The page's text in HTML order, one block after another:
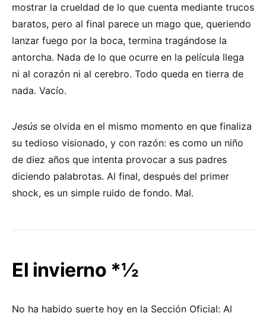
mostrar la crueldad de lo que cuenta mediante trucos
baratos, pero al final parece un mago que, queriendo
lanzar fuego por la boca, termina tragándose la
antorcha. Nada de lo que ocurre en la película llega
ni al corazón ni al cerebro. Todo queda en tierra de
nada. Vacío.
Jesús se olvida en el mismo momento en que finaliza
su tedioso visionado, y con razón: es como un niño
de diez años que intenta provocar a sus padres
diciendo palabrotas. Al final, después del primer
shock, es un simple ruido de fondo. Mal.
El invierno *½
No ha habido suerte hoy en la Sección Oficial: Al